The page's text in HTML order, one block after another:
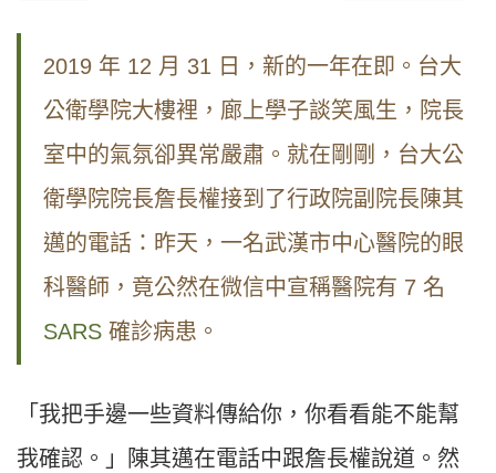
2019 年 12 月 31 日，新的一年在即。台大
公衛學院大樓裡，廊上學子談笑風生，院長
室中的氣氛卻異常嚴肅。就在剛剛，台大公
衛學院院長詹長權接到了行政院副院長陳其
邁的電話：昨天，一名武漢市中心醫院的眼
科醫師，竟公然在微信中宣稱醫院有 7 名
SARS 確診病患。
「我把手邊一些資料傳給你，你看看能不能幫
我確認。」陳其邁在電話中跟詹長權說道。然